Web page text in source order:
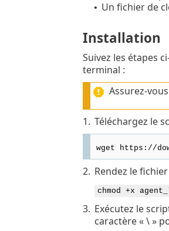
• Un fichier de
Installation
Suivez les étapes
terminal :
Assurez-
1. Téléchargez le
wget https://
2. Rendez le
chmod +x
3. Exécutez le
caractère « \ »